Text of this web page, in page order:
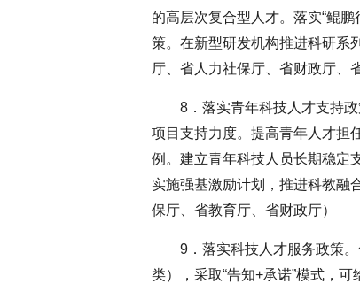
的高层次复合型人才。落实“鲲
策。在新型研发机构推进科研系
厅、省人力社保厅、省财政厅、
8．落实青年科技人才支持
项目支持力度。提高青年人才担
例。建立青年科技人员长期稳定
实施强基激励计划，推进科教融
保厅、省教育厅、省财政厅）
9．落实科技人才服务政策
类），采取“告知+承诺”模式，